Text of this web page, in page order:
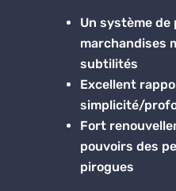
Un système de
marchandises
subtilités
Excellent
simplicité/
Fort
pouvoirs des
pirogues